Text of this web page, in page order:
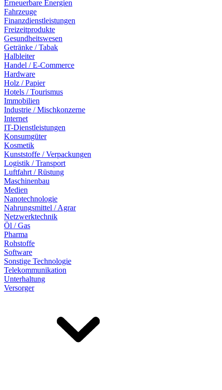
Erneuerbare Energien
Fahrzeuge
Finanzdienstleistungen
Freizeitprodukte
Gesundheitswesen
Getränke / Tabak
Halbleiter
Handel / E-Commerce
Hardware
Holz / Papier
Hotels / Tourismus
Immobilien
Industrie / Mischkonzerne
Internet
IT-Dienstleistungen
Konsumgüter
Kosmetik
Kunststoffe / Verpackungen
Logistik / Transport
Luftfahrt / Rüstung
Maschinenbau
Medien
Nanotechnologie
Nahrungsmittel / Agrar
Netzwerktechnik
Öl / Gas
Pharma
Rohstoffe
Software
Sonstige Technologie
Telekommunikation
Unterhaltung
Versorger